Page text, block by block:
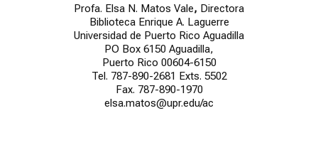
Profa. Elsa N. Matos Vale, Directora
Biblioteca Enrique A. Laguerre
Universidad de Puerto Rico Aguadilla
PO Box 6150 Aguadilla,
Puerto Rico 00604-6150
Tel. 787-890-2681 Exts. 5502
Fax. 787-890-1970
elsa.matos@upr.edu/ac